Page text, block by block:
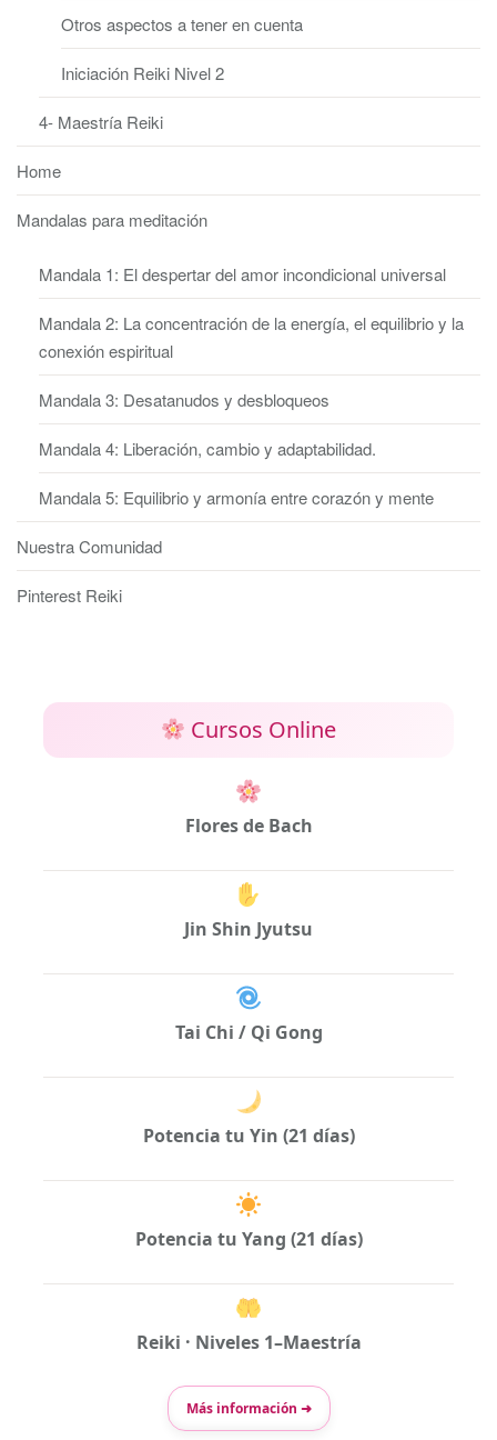
Otros aspectos a tener en cuenta
Iniciación Reiki Nivel 2
4- Maestría Reiki
Home
Mandalas para meditación
Mandala 1: El despertar del amor incondicional universal
Mandala 2: La concentración de la energía, el equilibrio y la
conexión espiritual
Mandala 3: Desatanudos y desbloqueos
Mandala 4: Liberación, cambio y adaptabilidad.
Mandala 5: Equilibrio y armonía entre corazón y mente
Nuestra Comunidad
Pinterest Reiki
Cursos Online
Flores de Bach
Jin Shin Jyutsu
Tai Chi / Qi Gong
Potencia tu Yin (21 días)
Potencia tu Yang (21 días)
Reiki · Niveles 1–Maestría
Más información ➜